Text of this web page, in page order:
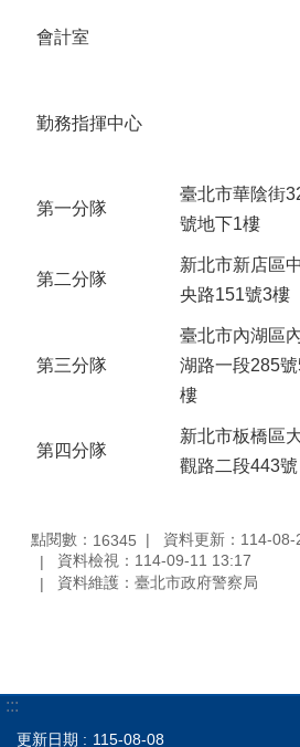
會計室
勤務指揮中心
第一分隊
臺北市華陰街
號地下1樓
第二分隊
新北市新店區中
央路151號3樓
第三分隊
臺北市內湖區
湖路一段285
樓
第四分隊
新北市板橋區
觀路二段443號
點閱數： 16345
資料更新：114-08-
資料檢視：114-09-11 13:17
資料維護：臺北市政府警察局
:::
更新日期 115-08-08